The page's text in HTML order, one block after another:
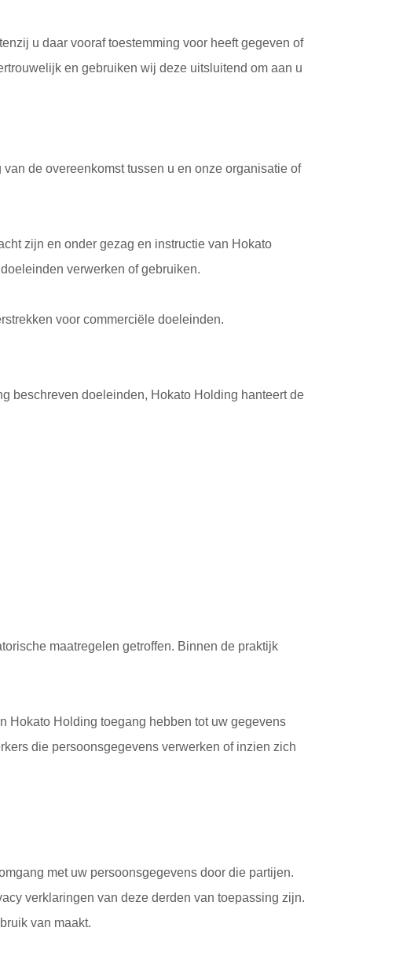
u daar vooraf toestemming voor heeft gegeven of
en gebruiken wij deze uitsluitend om aan u
de overeenkomst tussen u en onze organisatie of
zijn en onder gezag en instructie van Hokato
verwerken of gebruiken.
voor commerciële doeleinden.
beschreven doeleinden, Hokato Holding hanteert de
maatregelen getroffen. Binnen de praktijk
Hokato Holding toegang hebben tot uw gegevens
die persoonsgegevens verwerken of inzien zich
met uw persoonsgegevens door die partijen.
verklaringen van deze derden van toepassing zijn.
van maakt.